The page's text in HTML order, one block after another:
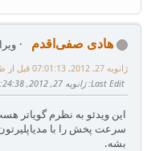
هادی صفی‌اقدم
ژانویه 27, 2012, 07:01:13 قبل از ظهر
Last Edit: ژانویه 27, 2012, 07:24:38 قبل از ظهر by هادی صفی‌اقدم
این ویدئو به نظرم گویا‌تر
سرعت پخش را با
بشه.